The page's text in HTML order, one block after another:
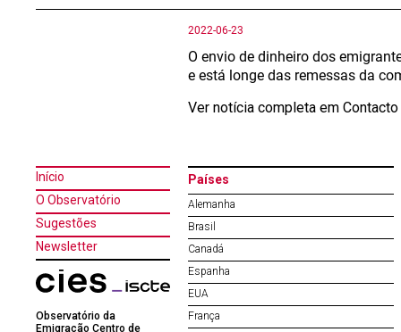
2022-06-23
O envio de dinheiro dos
e está longe das remessas da
Ver notícia completa em Contacto
Início
O Observatório
Sugestões
Newsletter
Observatório da
Emigração Centro de
Países
Alemanha
Brasil
Canadá
Espanha
EUA
França